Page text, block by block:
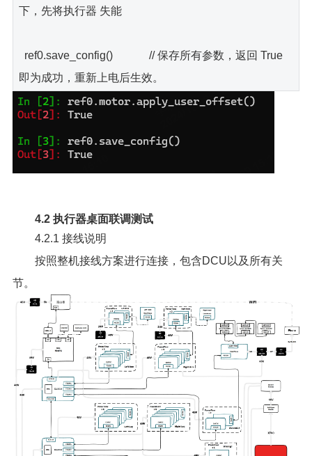
下，先将执行器 失能
ref0.save_config() // 保存所有参数，返回 True
即为成功，重新上电后生效。
4.2 执行器桌面联调测试
4.2.1 接线说明
按照整机接线方案进行连接，包含DCU以及所有关
节。